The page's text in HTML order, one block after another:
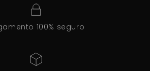
100% seguro